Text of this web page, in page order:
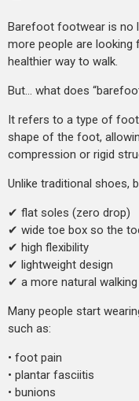
Barefoot footwear is no
more people are looking
healthier way to walk.
But… what does
It refers to a type of
shape of the foot,
compression or rigid
Unlike traditional shoes,
✔ flat soles (zero drop)
✔ wide toe box so the
✔ high flexibility
✔ lightweight design
✔ a more natural
Many people start
such as:
• foot pain
• plantar fasciitis
• bunions